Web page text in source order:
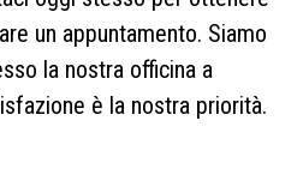
un appuntamento. Siamo
la nostra officina a
è la nostra priorità.